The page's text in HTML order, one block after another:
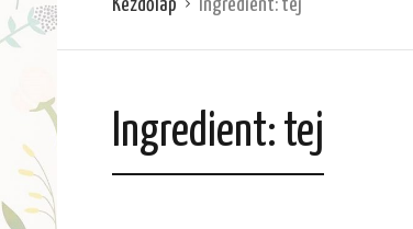
Kezdőlap Ingredient: tej
Ingredient: tej